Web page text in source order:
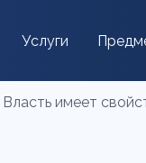
Услуги
имеет